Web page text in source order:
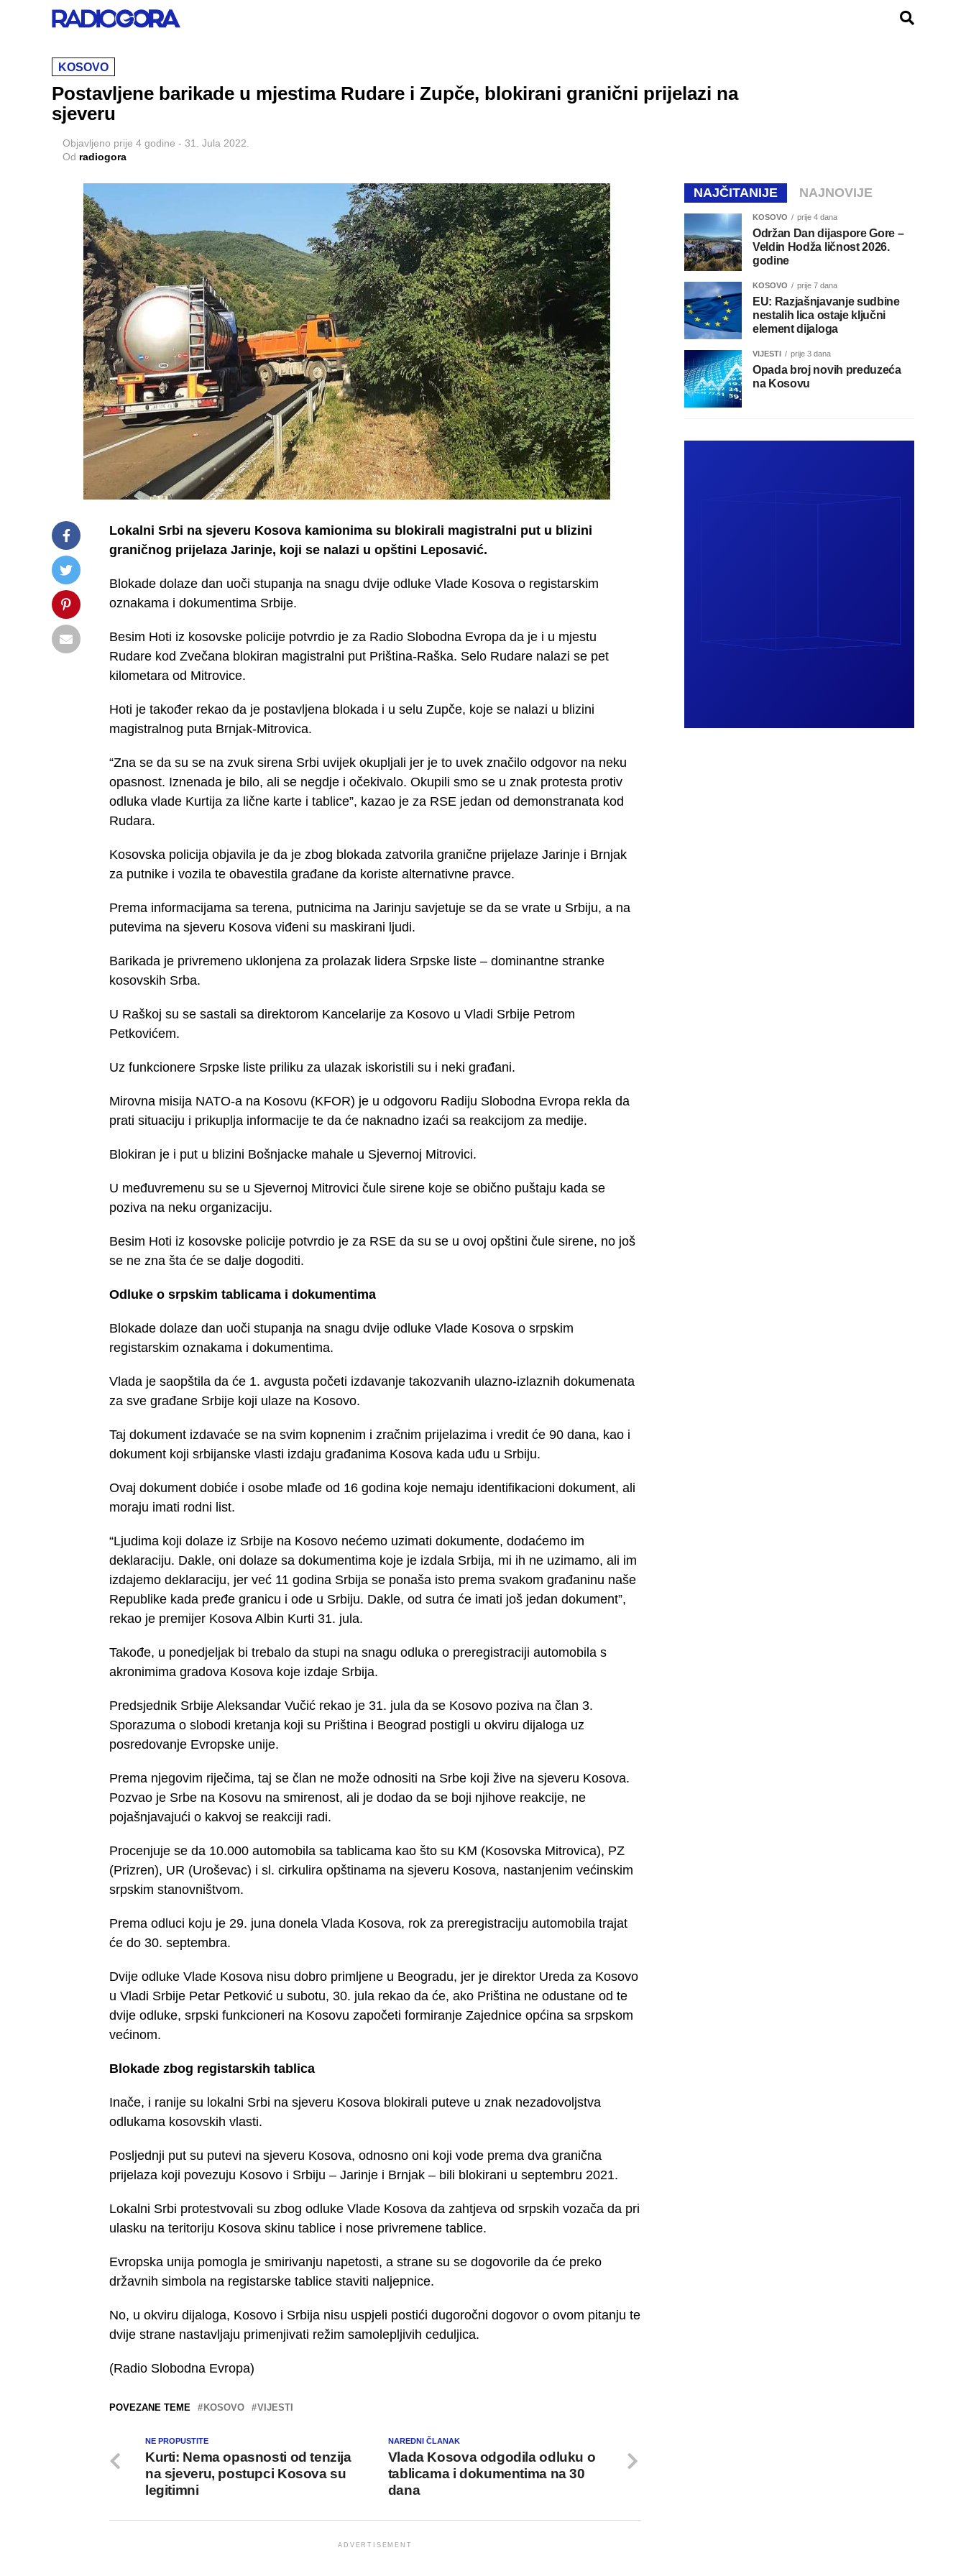
KOSOVO
Postavljene barikade u mjestima Rudare i Zupče, blokirani granični prijelazi na
sjeveru
Objavljeno prije 4 godine - 31. Jula 2022.
Od radiogora
Lokalni Srbi na sjeveru Kosova kamionima su blokirali magistralni put u blizini
graničnog prijelaza Jarinje, koji se nalazi u opštini Leposavić.
Blokade dolaze dan uoči stupanja na snagu dvije odluke Vlade Kosova o registarskim
oznakama i dokumentima Srbije.
Besim Hoti iz kosovske policije potvrdio je za Radio Slobodna Evropa da je i u mjestu
Rudare kod Zvečana blokiran magistralni put Priština-Raška. Selo Rudare nalazi se pet
kilometara od Mitrovice.
Hoti je također rekao da je postavljena blokada i u selu Zupče, koje se nalazi u blizini
magistralnog puta Brnjak-Mitrovica.
“Zna se da su se na zvuk sirena Srbi uvijek okupljali jer je to uvek značilo odgovor na neku
opasnost. Iznenada je bilo, ali se negdje i očekivalo. Okupili smo se u znak protesta protiv
odluka vlade Kurtija za lične karte i tablice”, kazao je za RSE jedan od demonstranata kod
Rudara.
Kosovska policija objavila je da je zbog blokada zatvorila granične prijelaze Jarinje i Brnjak
za putnike i vozila te obavestila građane da koriste alternativne pravce.
Prema informacijama sa terena, putnicima na Jarinju savjetuje se da se vrate u Srbiju, a na
putevima na sjeveru Kosova viđeni su maskirani ljudi.
Barikada je privremeno uklonjena za prolazak lidera Srpske liste – dominantne stranke
kosovskih Srba.
U Raškoj su se sastali sa direktorom Kancelarije za Kosovo u Vladi Srbije Petrom
Petkovićem.
Uz funkcionere Srpske liste priliku za ulazak iskoristili su i neki građani.
Mirovna misija NATO-a na Kosovu (KFOR) je u odgovoru Radiju Slobodna Evropa rekla da
prati situaciju i prikuplja informacije te da će naknadno izaći sa reakcijom za medije.
Blokiran je i put u blizini Bošnjacke mahale u Sjevernoj Mitrovici.
U međuvremenu su se u Sjevernoj Mitrovici čule sirene koje se obično puštaju kada se
poziva na neku organizaciju.
Besim Hoti iz kosovske policije potvrdio je za RSE da su se u ovoj opštini čule sirene, no još
se ne zna šta će se dalje dogoditi.
Odluke o srpskim tablicama i dokumentima
Blokade dolaze dan uoči stupanja na snagu dvije odluke Vlade Kosova o srpskim
registarskim oznakama i dokumentima.
Vlada je saopštila da će 1. avgusta početi izdavanje takozvanih ulazno-izlaznih dokumenata
za sve građane Srbije koji ulaze na Kosovo.
Taj dokument izdavaće se na svim kopnenim i zračnim prijelazima i vredit će 90 dana, kao i
dokument koji srbijanske vlasti izdaju građanima Kosova kada uđu u Srbiju.
Ovaj dokument dobiće i osobe mlađe od 16 godina koje nemaju identifikacioni dokument, ali
moraju imati rodni list.
“Ljudima koji dolaze iz Srbije na Kosovo nećemo uzimati dokumente, dodaćemo im
deklaraciju. Dakle, oni dolaze sa dokumentima koje je izdala Srbija, mi ih ne uzimamo, ali im
izdajemo deklaraciju, jer već 11 godina Srbija se ponaša isto prema svakom građaninu naše
Republike kada pređe granicu i ode u Srbiju. Dakle, od sutra će imati još jedan dokument”,
rekao je premijer Kosova Albin Kurti 31. jula.
Takođe, u ponedjeljak bi trebalo da stupi na snagu odluka o preregistraciji automobila s
akronimima gradova Kosova koje izdaje Srbija.
Predsjednik Srbije Aleksandar Vučić rekao je 31. jula da se Kosovo poziva na član 3.
Sporazuma o slobodi kretanja koji su Priština i Beograd postigli u okviru dijaloga uz
posredovanje Evropske unije.
Prema njegovim riječima, taj se član ne može odnositi na Srbe koji žive na sjeveru Kosova.
Pozvao je Srbe na Kosovu na smirenost, ali je dodao da se boji njihove reakcije, ne
pojašnjavajući o kakvoj se reakciji radi.
Procenjuje se da 10.000 automobila sa tablicama kao što su KM (Kosovska Mitrovica), PZ
(Prizren), UR (Uroševac) i sl. cirkulira opštinama na sjeveru Kosova, nastanjenim većinskim
srpskim stanovništvom.
Prema odluci koju je 29. juna donela Vlada Kosova, rok za preregistraciju automobila trajat
će do 30. septembra.
Dvije odluke Vlade Kosova nisu dobro primljene u Beogradu, jer je direktor Ureda za Kosovo
u Vladi Srbije Petar Petković u subotu, 30. jula rekao da će, ako Priština ne odustane od te
dvije odluke, srpski funkcioneri na Kosovu započeti formiranje Zajednice općina sa srpskom
većinom.
Blokade zbog registarskih tablica
Inače, i ranije su lokalni Srbi na sjeveru Kosova blokirali puteve u znak nezadovoljstva
odlukama kosovskih vlasti.
Posljednji put su putevi na sjeveru Kosova, odnosno oni koji vode prema dva granična
prijelaza koji povezuju Kosovo i Srbiju – Jarinje i Brnjak – bili blokirani u septembru 2021.
Lokalni Srbi protestvovali su zbog odluke Vlade Kosova da zahtjeva od srpskih vozača da pri
ulasku na teritoriju Kosova skinu tablice i nose privremene tablice.
Evropska unija pomogla je smirivanju napetosti, a strane su se dogovorile da će preko
državnih simbola na registarske tablice staviti naljepnice.
No, u okviru dijaloga, Kosovo i Srbija nisu uspjeli postići dugoročni dogovor o ovom pitanju te
dvije strane nastavljaju primenjivati režim samolepljivih ceduljica.
(Radio Slobodna Evropa)
POVEZANE TEME KOSOVO VIJESTI
NAREDNI ČLANAK
Vlada Kosova odgodila odluku o
tablicama i dokumentima na 30
dana
NE PROPUSTITE
Kurti: Nema opasnosti od tenzija
na sjeveru, postupci Kosova su
legitimni
ADVERTISEMENT
NAJČITANIJE NAJNOVIJE
KOSOVO prije 4 dana
Održan Dan dijaspore Gore –
Veldin Hodža ličnost 2026.
godine
KOSOVO prije 7 dana
EU: Razjašnjavanje sudbine
nestalih lica ostaje ključni
element dijaloga
VIJESTI prije 3 dana
Opada broj novih preduzeća
na Kosovu